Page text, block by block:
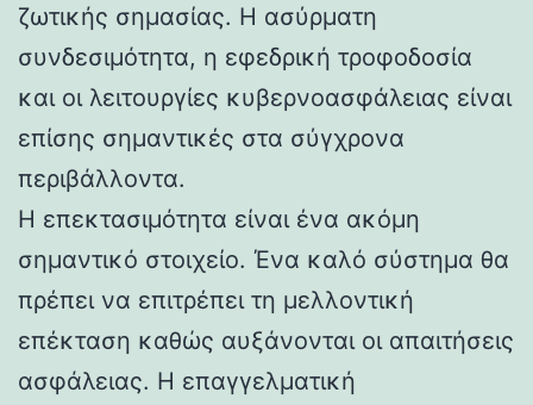
ζωτικής σημασίας. Η ασύρματη
συνδεσιμότητα, η εφεδρική τροφοδοσία
και οι λειτουργίες κυβερνοασφάλειας είναι
επίσης σημαντικές στα σύγχρονα
περιβάλλοντα.
Η επεκτασιμότητα είναι ένα ακόμη
σημαντικό στοιχείο. Ένα καλό σύστημα θα
πρέπει να επιτρέπει τη μελλοντική
επέκταση καθώς αυξάνονται οι απαιτήσεις
ασφάλειας. Η επαγγελματική